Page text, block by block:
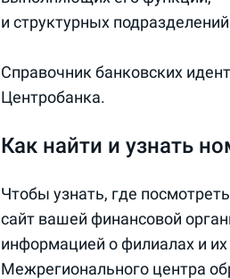
и структурных
Справочник банковских
Центробанка.
Как найти и узнать
Чтобы узнать, где
сайт вашей финансовой
информацией о филиалах и
Межрегионального центра